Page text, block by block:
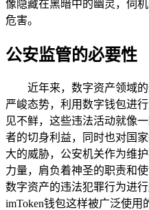
像隐藏在黑暗中的幽灵，伺
危害。
公安监管的必要性
近年来，数字资产领域
严峻态势，利用数字钱包进
见不鲜，这些违法活动就像
者的切身利益，同时也对国
大的威胁，公安机关作为维
力量，肩负着神圣的职责和
数字资产的违法犯罪行为进
imToken钱包这样被广泛使